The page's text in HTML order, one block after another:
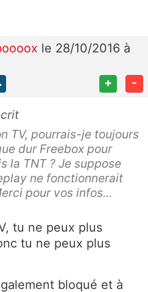
le 28/10/2016 à
+ -
TV, pourrais-je toujours
dur Freebox pour
la TNT ? Je suppose
ne fonctionnerait
pour vos infos...
tu ne peux plus
tu ne peux plus
bloqué et à